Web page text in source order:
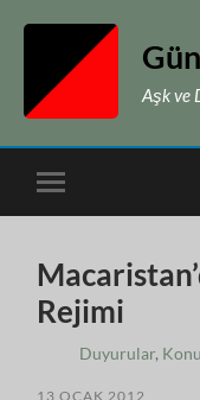
Aşk ve
Toggle
mobile
Rejimi
Duyurular,
13 OCAK 2012